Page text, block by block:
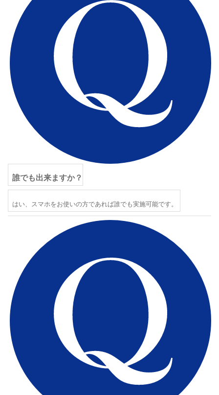
誰でも出来ますか？
はい、スマホをお使いの方であれば誰でも実施可能です。